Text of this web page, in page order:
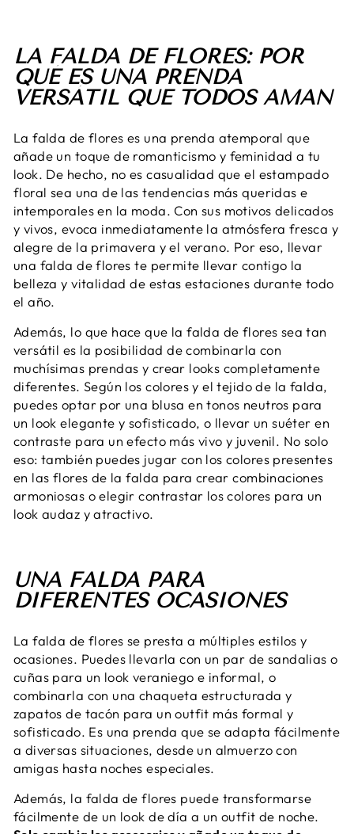
LA FALDA DE FLORES: POR
QUÉ ES UNA PRENDA
VERSÁTIL QUE TODOS AMAN
La falda de flores es una prenda atemporal que
añade un toque de romanticismo y feminidad a tu
look. De hecho, no es casualidad que el estampado
floral sea una de las tendencias más queridas e
intemporales en la moda. Con sus motivos delicados
y vivos, evoca inmediatamente la atmósfera fresca y
alegre de la primavera y el verano. Por eso, llevar
una falda de flores te permite llevar contigo la
belleza y vitalidad de estas estaciones durante todo
el año.
Además, lo que hace que la falda de flores sea tan
versátil es la posibilidad de combinarla con
muchísimas prendas y crear looks completamente
diferentes. Según los colores y el tejido de la falda,
puedes optar por una blusa en tonos neutros para
un look elegante y sofisticado, o llevar un suéter en
contraste para un efecto más vivo y juvenil. No solo
eso: también puedes jugar con los colores presentes
en las flores de la falda para crear combinaciones
armoniosas o elegir contrastar los colores para un
look audaz y atractivo.
UNA FALDA PARA
DIFERENTES OCASIONES
La falda de flores se presta a múltiples estilos y
ocasiones. Puedes llevarla con un par de sandalias o
cuñas para un look veraniego e informal, o
combinarla con una chaqueta estructurada y
zapatos de tacón para un outfit más formal y
sofisticado. Es una prenda que se adapta fácilmente
a diversas situaciones, desde un almuerzo con
amigas hasta noches especiales.
Además, la falda de flores puede transformarse
fácilmente de un look de día a un outfit de noche.